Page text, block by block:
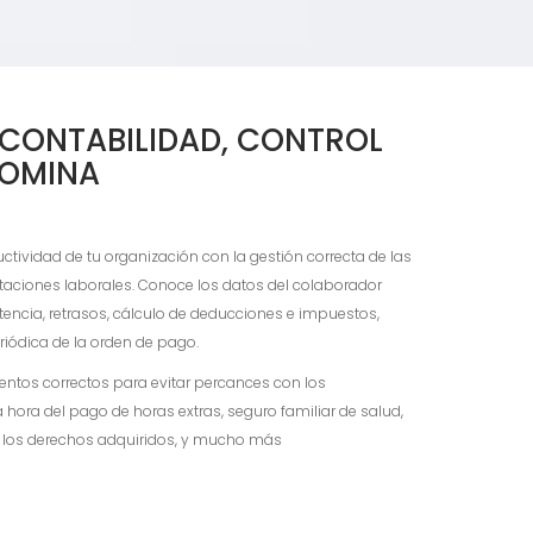
CONTROL
de tu organización con la gestión correcta de las
laborales. Conoce los datos del colaborador
retrasos, cálculo de deducciones e impuestos,
de la orden de pago.
correctos para evitar percances con los
del pago de horas extras, seguro familiar de salud,
derechos adquiridos, y mucho más